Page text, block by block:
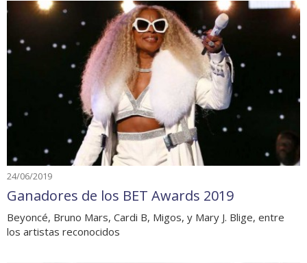
24/06/2019
Ganadores de los BET Awards 2019
Beyoncé, Bruno Mars, Cardi B, Migos, y Mary J. Blige, entre
los artistas reconocidos